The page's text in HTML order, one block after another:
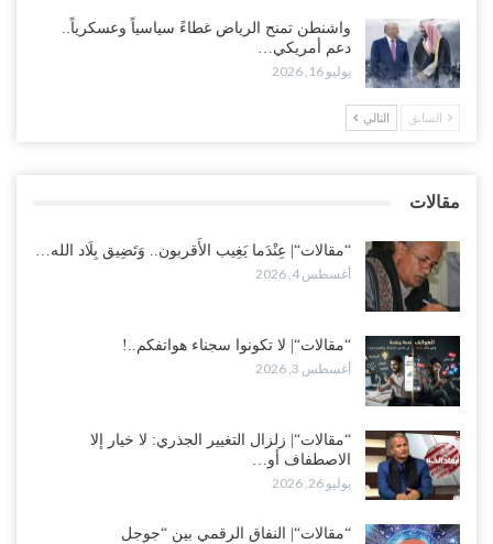
“تعز“| مع اقتراب إعادة الهيكلة السعودية.. سباق بين طارق والإصلاح
لإشعال حرب..!
أغسطس 2, 2026
أغسطس 2, 2026
واشنطن تمنح الرياض غطاءً سياسياً وعسكرياً..
دعم أمريكي…
يوليو 16, 2026
السابق التالي
مقالات
“مقالات“| عِنْدَما يَغِيب الأَقربون.. وَتَضِيق بِلَاد الله…
أغسطس 4, 2026
“مقالات“| لا تكونوا سجناء هواتفكم..!
أغسطس 3, 2026
“مقالات“| زلزال التغيير الجذري: لا خيار إلا
الاصطفاف أو…
يوليو 26, 2026
“مقالات“| النفاق الرقمي بين “جوجل